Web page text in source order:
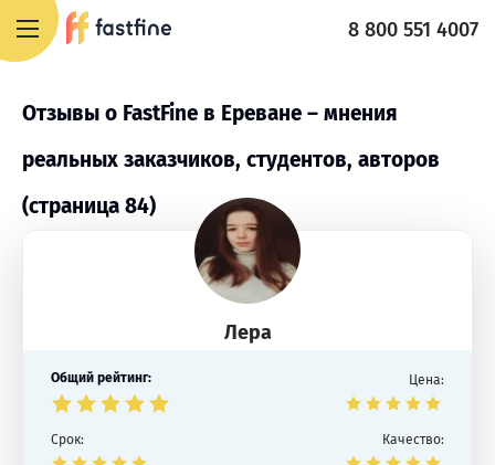
8 800 551 4007
Отзывы о FastFine в Ереване – мнения
реальных заказчиков, студентов, авторов
(страница 84)
Лера
Общий рейтинг: Цена:
Срок: Качество: